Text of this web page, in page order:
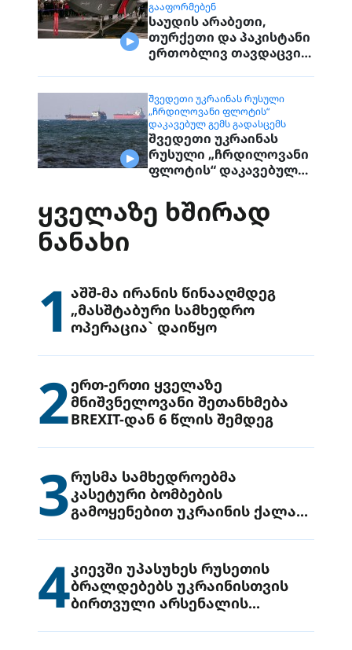
ᲒᲐᲐᲤᲝᲠᲛᲔᲑᲔᲜ
საუდის არაბეთი,
თურქეთი და პაკისტანი
ერთობლივ თავდაცვით
ᲨᲕᲔᲓᲔᲗᲘ ᲣᲙᲠᲐᲘᲜᲐᲡ ᲠᲣᲡᲣᲚᲘ
„ᲩᲠᲓᲘᲚᲝᲕᲐᲜᲘ ᲤᲚᲝᲢᲘᲡ“
ᲓᲐᲙᲐᲕᲔᲑᲣᲚ ᲒᲔᲛᲡ ᲒᲐᲓᲐᲡᲪᲔᲛᲡ
შვედეთი უკრაინას
რუსული „ჩრდილოვანი
ფლოტის“ დაკავებულ
ᲧᲕᲔᲚᲐᲖᲔ ᲮᲨᲘᲠᲐᲓ
ᲜᲐᲜᲐᲮᲘ
1 აშშ-მა ირანის წინააღმდეგ
„მასშტაბური სამხედრო
ოპერაცია` დაიწყო
2ერთ-ერთი ყველაზე
მნიშვნელოვანი შეთანხმება
BREXIT-დან 6 წლის შემდეგ
3რუსმა სამხედროებმა
კასეტური ბომბების
გამოყენებით უკრაინის ქალაქ
4კიევში უპასუხეს რუსეთის
ბრალდებებს უკრაინისთვის
ბირთვული არსენალის